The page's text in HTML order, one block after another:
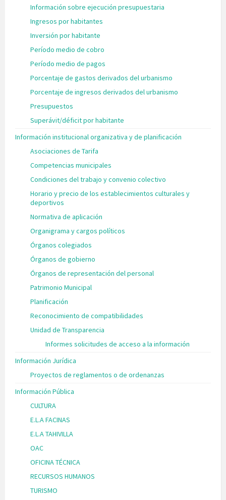
Información sobre ejecución presupuestaria
Ingresos por habitantes
Inversión por habitante
Período medio de cobro
Período medio de pagos
Porcentaje de gastos derivados del urbanismo
Porcentaje de ingresos derivados del urbanismo
Presupuestos
Superávit/déficit por habitante
Información institucional organizativa y de planificación
Asociaciones de Tarifa
Competencias municipales
Condiciones del trabajo y convenio colectivo
Horario y precio de los establecimientos culturales y
deportivos
Normativa de aplicación
Organigrama y cargos políticos
Órganos colegiados
Órganos de gobierno
Órganos de representación del personal
Patrimonio Municipal
Planificación
Reconocimiento de compatibilidades
Unidad de Transparencia
Informes solicitudes de acceso a la información
Información Jurídica
Proyectos de reglamentos o de ordenanzas
Información Pública
CULTURA
E.L.A FACINAS
E.L.A TAHIVILLA
OAC
OFICINA TÉCNICA
RECURSOS HUMANOS
TURISMO